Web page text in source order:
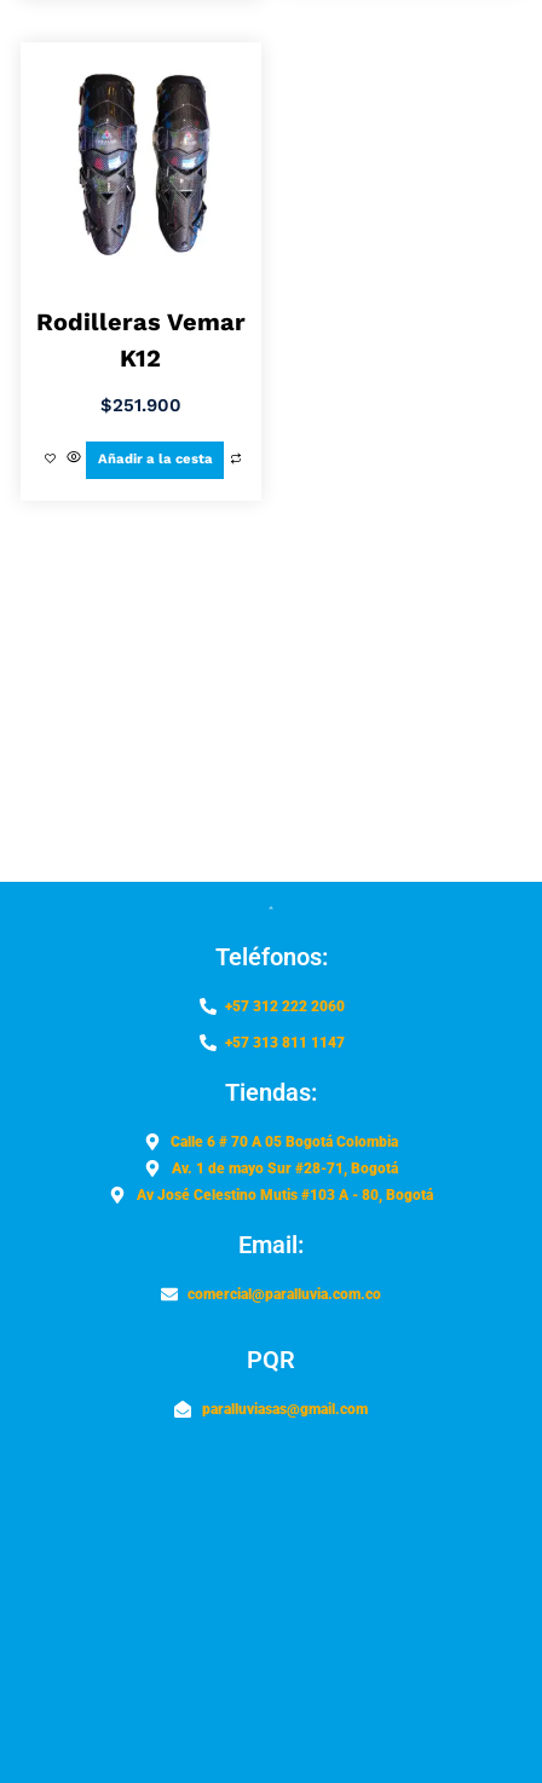
Rodilleras Vemar
K12
$251.900
Añadir a la cesta
Teléfonos:
+57 312 222 2060
+57 313 811 1147
Tiendas:
Calle 6 # 70 A 05 Bogotá Colombia
Av. 1 de mayo Sur #28-71, Bogotá
Av José Celestino Mutis #103 A - 80, Bogotá
Email:
comercial@paralluvia.com.co
PQR
paralluviasas@gmail.com